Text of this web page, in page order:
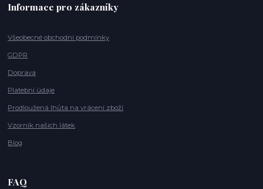
Informace pro zákazníky
Všeobecné obchodní podmínky
GDPR
Doprava
Platební údaje
Prodloužená lhůta na vrácení zboží
Vzorník našich látek
Blog
FAQ